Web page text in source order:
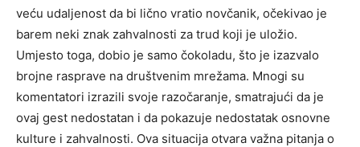
veću udaljenost da bi lično vratio novčanik, očekivao je
barem neki znak zahvalnosti za trud koji je uložio.
Umjesto toga, dobio je samo čokoladu, što je izazvalo
brojne rasprave na društvenim mrežama. Mnogi su
komentatori izrazili svoje razočaranje, smatrajući da je
ovaj gest nedostatan i da pokazuje nedostatak osnovne
kulture i zahvalnosti. Ova situacija otvara važna pitanja o